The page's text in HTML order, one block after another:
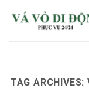
TAG ARCHIVES: